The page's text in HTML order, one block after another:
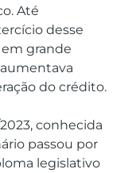
Até
desse
grande
do crédito.
conhecida
passou por
legislativo